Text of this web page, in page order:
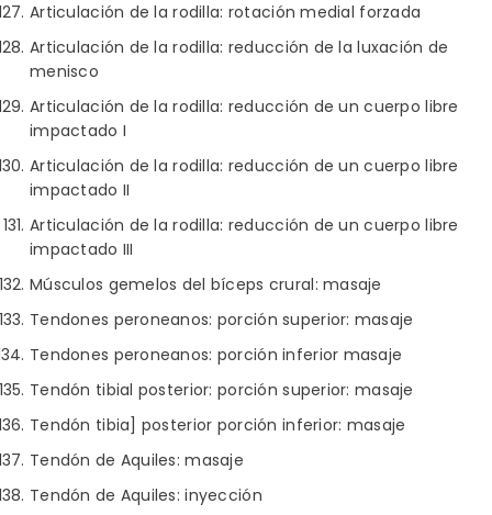
Articulación de la rodilla: rotación medial forzada
Articulación de la rodilla: reducción de la luxación de
menisco
Articulación de la rodilla: reducción de un cuerpo libre
impactado I
Articulación de la rodilla: reducción de un cuerpo libre
impactado II
Articulación de la rodilla: reducción de un cuerpo libre
impactado III
Músculos gemelos del bíceps crural: masaje
Tendones peroneanos: porción superior: masaje
Tendones peroneanos: porción inferior masaje
Tendón tibial posterior: porción superior: masaje
Tendón tibia] posterior porción inferior: masaje
Tendón de Aquiles: masaje
Tendón de Aquiles: inyección